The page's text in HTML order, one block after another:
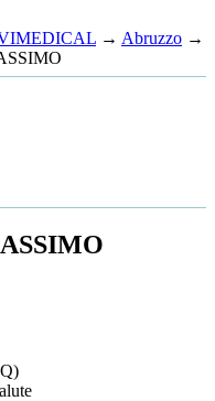
→ Abruzzo →